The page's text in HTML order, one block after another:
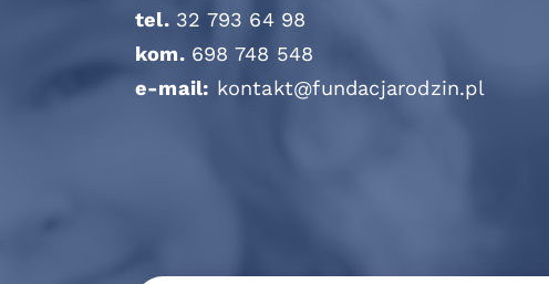
tel. 32 793 64 98
kom. 698 748 548
e-mail: kontakt@fundacjarodzin.pl